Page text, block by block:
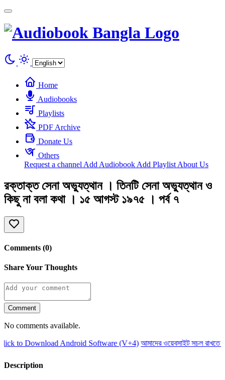
Home
Audiobooks
Playlists
PDF Archive
Donate Us
Others
Request a channel Add Audiobook Add Playlist About Us
রক্তাক্ত সেনা অভ্যুত্থান । তিনটি সেনা অভ্যুত্থান ও
কিছু না বলা কথা । ১৫ আগস্ট ১৯৭৫ । পর্ব ৭
Comments (0)
Share Your Thoughts
Comment
No comments available.
to Download Android Software (V+4) আমাদের ওয়েবসাইট সচল রাখতে
Description